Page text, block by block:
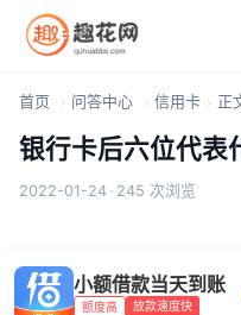
首页 问答中心 信用卡 正
银行卡后六位代表
2022-01-24 · 245 次浏览
小额借款当天到账
额度高 放款速度快